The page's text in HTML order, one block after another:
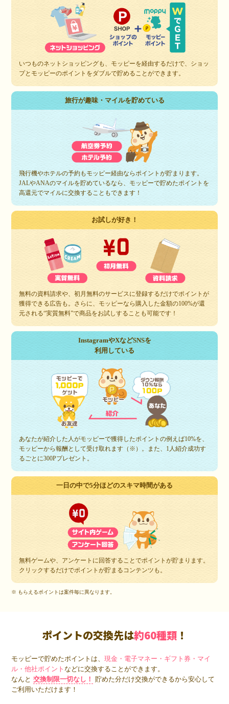
いつものネットショッピングも、モッピーを経由するだけで、ショッ
プとモッピーのポイントをダブルで貯めることができます。
旅行が趣味・マイルを貯めている
飛行機やホテルの予約もモッピー経由ならポイントが貯まります。
JALやANAのマイルを貯めているなら、モッピーで貯めたポイントを
高還元でマイルに交換することもできます！
お試しが好き！
無料の資料請求や、初月無料のサービスに登録するだけでポイントが
獲得できる広告も。さらに、モッピーなら購入した金額の100%が還
元される“実質無料”で商品をお試しすることも可能です！
InstagramやXなどSNSを
利用している
あなたが紹介した人がモッピーで獲得したポイントの例えば10%を、
モッピーから報酬として受け取れます（※）。また、1人紹介成功す
るごとに300Pプレゼント。
一日の中で5分ほどのスキマ時間がある
無料ゲームや、アンケートに回答することでポイントが貯まります。
クリックするだけでポイントが貯まるコンテンツも。
※ もらえるポイントは案件毎に異なります。
ポイントの交換先は約60種類 ！
モッピーで貯めたポイントは、現金・電子マネー・ギフト券・マイ
ル・他社ポイントなどに交換することができます。
なんと 交換制限一切なし！
貯めた分だけ交換ができるから安心して
ご利用いただけます！